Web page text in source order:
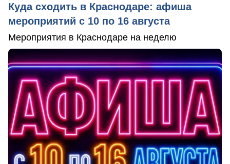
Куда сходить в Краснодаре: афиша
мероприятий с 10 по 16 августа
Мероприятия в Краснодаре на неделю